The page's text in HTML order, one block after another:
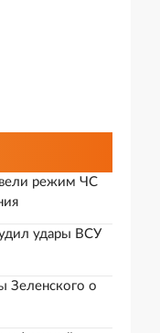
режим ЧС
удары ВСУ
Зеленского о